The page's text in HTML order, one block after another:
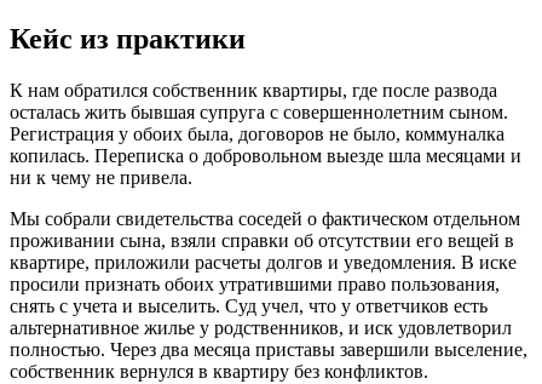
Кейс из практики
К нам обратился собственник квартиры, где после развода
осталась жить бывшая супруга с совершеннолетним сыном.
Регистрация у обоих была, договоров не было, коммуналка
копилась. Переписка о добровольном выезде шла месяцами и
ни к чему не привела.
Мы собрали свидетельства соседей о фактическом отдельном
проживании сына, взяли справки об отсутствии его вещей в
квартире, приложили расчеты долгов и уведомления. В иске
просили признать обоих утратившими право пользования,
снять с учета и выселить. Суд учел, что у ответчиков есть
альтернативное жилье у родственников, и иск удовлетворил
полностью. Через два месяца приставы завершили выселение,
собственник вернулся в квартиру без конфликтов.